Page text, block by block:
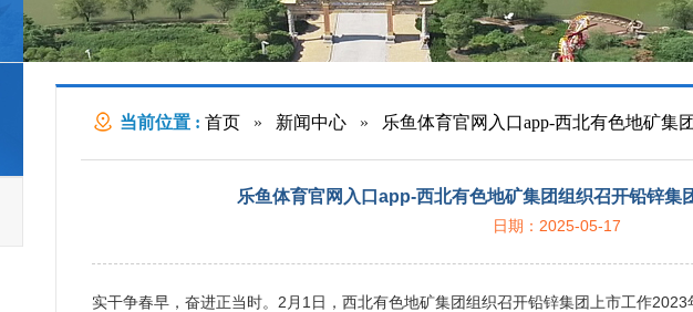
当前位置 : 首页» 新闻中心» 乐鱼体育官网入口app-西北有色地矿集
乐鱼体育官网入口app-西北有色地矿集团组织召开铅锌集
日期：2025-05-17
实干争春早，奋进正当时。2月1日，西北有色地矿集团组织召开铅锌集团上市工作